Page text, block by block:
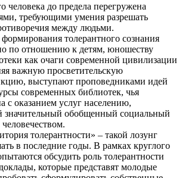
человека до предела перегружена
требующими умения разрешать
между людьми.
толерантного сознания
по отношению к детям, юношеству
как очаги современной цивилизации
важную просветительскую
выступают проповедниками идей
современных библиотек, чья
с оказанием услуг населению,
значительный обобщенный социальный
толерантности» – такой лозунг
в последние годы. В рамках круглого
обсудить роль толерантности
которые представят молодые